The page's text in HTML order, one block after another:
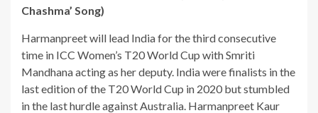
Chashma’ Song)
Harmanpreet will lead India for the third consecutive
time in ICC Women’s T20 World Cup with Smriti
Mandhana acting as her deputy. India were finalists in the
last edition of the T20 World Cup in 2020 but stumbled
in the last hurdle against Australia. Harmanpreet Kaur